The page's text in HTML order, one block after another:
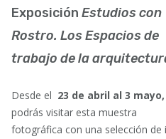
Exposición Estudios con
Rostro. Los Espacios de
trabajo de la
Desde el 23 de abril al 3 mayo,
podrás visitar esta muestra
fotográfica con una selección de